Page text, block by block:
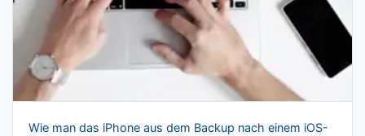
Wie man das iPhone aus dem Backup nach einem iOS-